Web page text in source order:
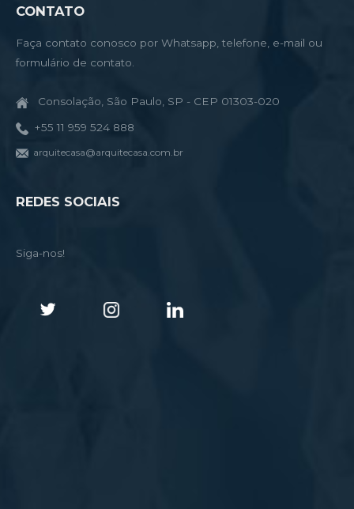
CONTATO
Faça contato conosco por Whatsapp, telefone, e-mail ou
formulário de contato.
Consolação, São Paulo, SP - CEP 01303-020
+55 11 959 524 888
arquitecasa@arquitecasa.com.br
REDES SOCIAIS
Siga-nos!